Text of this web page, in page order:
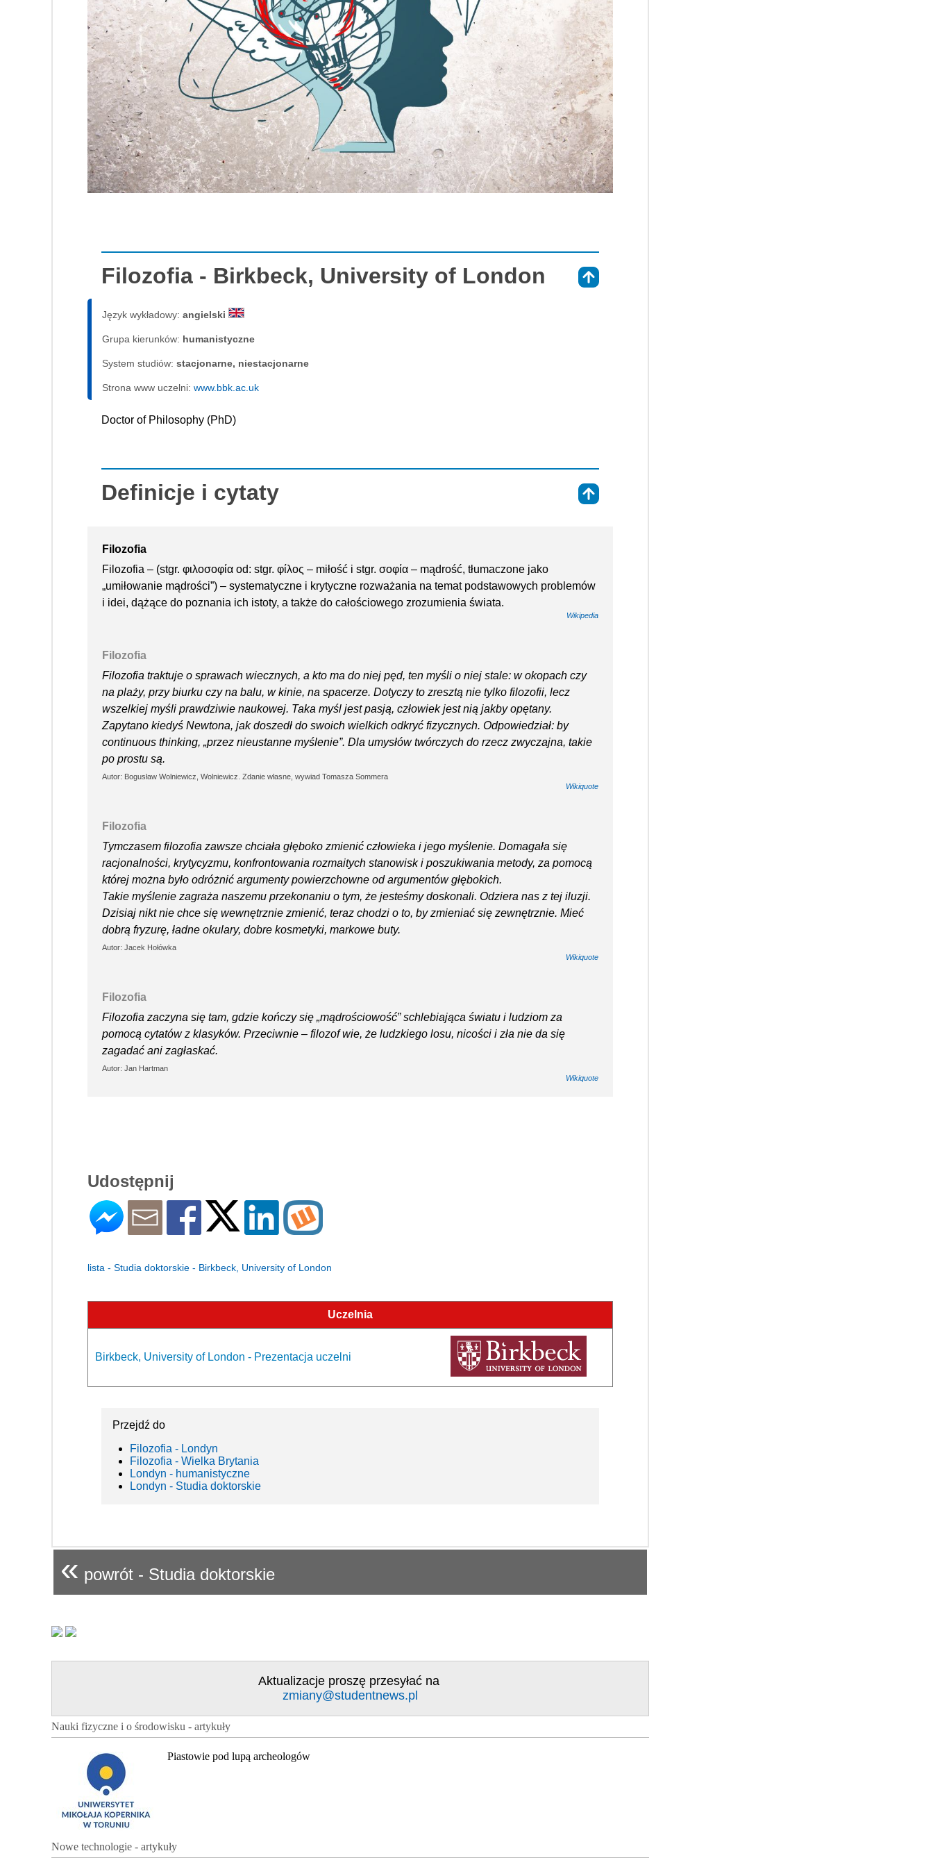
Filozofia - Birkbeck, University of London
Język wykładowy: angielski
Grupa kierunków: humanistyczne
System studiów: sta­cjo­nar­ne, nie­sta­cjo­nar­ne
Strona www uczelni: www.bbk.ac.uk
Doctor of Philosophy (PhD)
Definicje i cytaty
Filozofia
Filozofia – (stgr. φιλοσοφία od: stgr. φίλος – miłość i stgr. σοφία – mądrość, tłumaczone jako
„umiłowanie mądrości”) – systematyczne i krytyczne rozważania na temat podstawowych problemów
i idei, dążące do poznania ich istoty, a także do całościowego zrozumienia świata.
Wikipedia
Filozofia
Filozofia traktuje o sprawach wiecznych, a kto ma do niej pęd, ten myśli o niej stale: w okopach czy
na plaży, przy biurku czy na balu, w kinie, na spacerze. Dotyczy to zresztą nie tylko filozofii, lecz
wszelkiej myśli prawdziwie naukowej. Taka myśl jest pasją, człowiek jest nią jakby opętany.
Zapytano kiedyś Newtona, jak doszedł do swoich wielkich odkryć fizycznych. Odpowiedział: by
continuous thinking, „przez nieustanne myślenie”. Dla umysłów twórczych do rzecz zwyczajna, takie
po prostu są.
Autor: Bogusław Wolniewicz, Wolniewicz. Zdanie własne, wywiad Tomasza Sommera
Wikiquote
Filozofia
Tymczasem filozofia zawsze chciała głęboko zmienić człowieka i jego myślenie. Domagała się
racjonalności, krytycyzmu, konfrontowania rozmaitych stanowisk i poszukiwania metody, za pomocą
której można było odróżnić argumenty powierzchowne od argumentów głębokich.
Takie myślenie zagraża naszemu przekonaniu o tym, że jesteśmy doskonali. Odziera nas z tej iluzji.
Dzisiaj nikt nie chce się wewnętrznie zmienić, teraz chodzi o to, by zmieniać się zewnętrznie. Mieć
dobrą fryzurę, ładne okulary, dobre kosmetyki, markowe buty.
Autor: Jacek Hołówka
Wikiquote
Filozofia
Filozofia zaczyna się tam, gdzie kończy się „mądrościowość” schlebiająca światu i ludziom za
pomocą cytatów z klasyków. Przeciwnie – filozof wie, że ludzkiego losu, nicości i zła nie da się
zagadać ani zagłaskać.
Autor: Jan Hartman
Wikiquote
Udostępnij
lista - Studia doktorskie - Birkbeck, University of London
Uczelnia
Birkbeck, University of London - Prezentacja uczelni
Przejdź do
Filozofia - Londyn
Filozofia - Wielka Brytania
Londyn - humanistyczne
Londyn - Studia doktorskie
« powrót - Studia doktorskie
Aktualizacje proszę przesyłać na
zmiany@studentnews.pl
Nauki fizyczne i o środowisku - artykuły
Piastowie pod lupą archeologów
Nowe technologie - artykuły